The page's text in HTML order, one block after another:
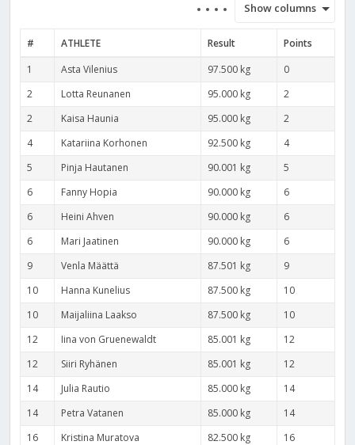
Show columns
# ATHLETE Result
Points
1
Asta Vilenius 97.500 kg
0
2
Lotta Reunanen 95.000 kg
2
2
Kaisa Haunia 95.000 kg
2
4
Katariina Korhonen 92.500 kg
4
5
Pinja Hautanen 90.001 kg
5
6
Fanny Hopia 90.000 kg
6
6
Heini Ahven 90.000 kg
6
6
Mari Jaatinen 90.000 kg
6
9
Venla Määttä 87.501 kg
9
10
Hanna Kunelius 87.500 kg
10
10
Maijaliina Laakso 87.500 kg
10
12
Iina von Gruenewaldt 85.001 kg
12
12
Siiri Ryhänen 85.001 kg
12
14
Julia Rautio 85.000 kg
14
14
Petra Vatanen 85.000 kg
14
16
Kristina Muratova 82.500 kg
16